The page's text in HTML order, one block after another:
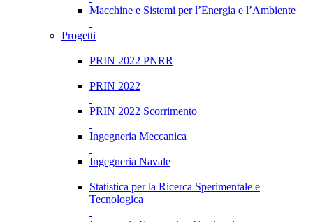
Macchine e Sistemi per l’Energia e l’Ambiente
Progetti
PRIN 2022 PNRR
PRIN 2022
PRIN 2022 Scorrimento
Ingegneria Meccanica
Ingegneria Navale
Statistica per la Ricerca Sperimentale e
Tecnologica